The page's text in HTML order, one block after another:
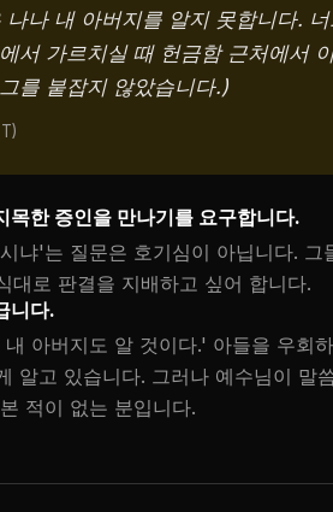
나나 내 아버지를 알지 못합니다.
서 가르치실 때 헌금함 근처에서
를 붙잡지 않았습니다.)
목한 증인을 만나기를 요구합니다.
냐'는 질문은 호기심이 아닙니다.
대로 판결을 지배하고 싶어 합니다.
니다.
아버지도 알 것이다.' 아들을 우회
알고 있습니다. 그러나 예수님이 말
적이 없는 분입니다.